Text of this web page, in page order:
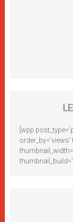
[wpp
order_by='views'